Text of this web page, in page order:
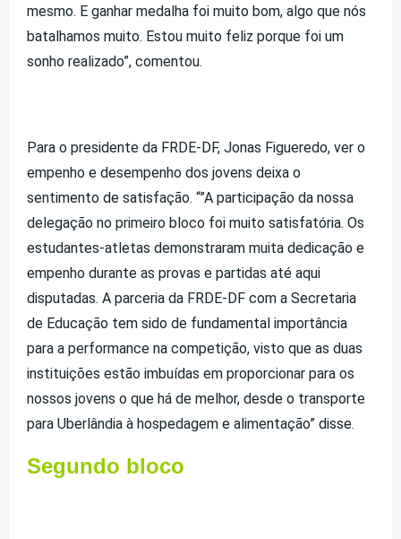
mesmo. E ganhar medalha foi muito bom, algo que nós
batalhamos muito. Estou muito feliz porque foi um
sonho realizado”, comentou.
Para o presidente da FRDE-DF, Jonas Figueredo, ver o
empenho e desempenho dos jovens deixa o
sentimento de satisfação. “”A participação da nossa
delegação no primeiro bloco foi muito satisfatória. Os
estudantes-atletas demonstraram muita dedicação e
empenho durante as provas e partidas até aqui
disputadas. A parceria da FRDE-DF com a Secretaria
de Educação tem sido de fundamental importância
para a performance na competição, visto que as duas
instituições estão imbuídas em proporcionar para os
nossos jovens o que há de melhor, desde o transporte
para Uberlândia à hospedagem e alimentação” disse.
Segundo bloco